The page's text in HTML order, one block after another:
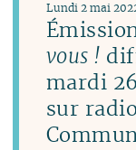
vous !
mardi
sur
Lundi 2 mai